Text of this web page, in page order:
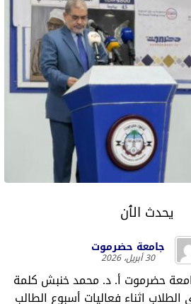
يحدث الٱن
جامعة حضرموت
30 أبريل، 2026
حضرموت أ. د. محمد خنبش كلمة
اثناء فعاليات أسبوع الطالب